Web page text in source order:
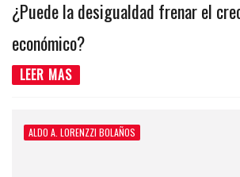
¿Puede la desigualdad frenar el
económico?
LEER MAS
ALDO A. LORENZZI BOLAÑOS